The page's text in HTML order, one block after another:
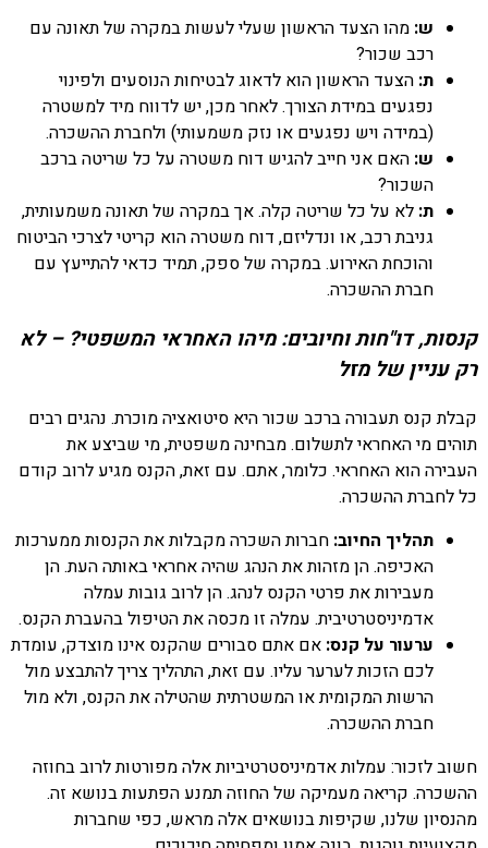
ש: מהו הצעד הראשון שעלי לעשות במקרה של תאונה עם
רכב שכור?
ת: הצעד הראשון הוא לדאוג לבטיחות הנוסעים ולפינוי
נפגעים במידת הצורך. לאחר מכן, יש לדווח מיד למשטרה
(במידה ויש נפגעים או נזק משמעותי) ולחברת ההשכרה.
ש: האם אני חייב להגיש דוח משטרה על כל שריטה ברכב
השכור?
ת: לא על כל שריטה קלה. אך במקרה של תאונה משמעותית,
גניבת רכב, או ונדליזם, דוח משטרה הוא קריטי לצרכי הביטוח
והוכחת האירוע. במקרה של ספק, תמיד כדאי להתייעץ עם
חברת ההשכרה.
קנסות, דו"חות וחיובים: מיהו האחראי המשפטי? – לא
רק עניין של מזל
קבלת קנס תעבורה ברכב שכור היא סיטואציה מוכרת. נהגים רבים
תוהים מי האחראי לתשלום. מבחינה משפטית, מי שביצע את
העבירה הוא האחראי. כלומר, אתם. עם זאת, הקנס מגיע לרוב קודם
כל לחברת ההשכרה.
תהליך החיוב: חברות השכרה מקבלות את הקנסות ממערכות
האכיפה. הן מזהות את הנהג שהיה אחראי באותה העת. הן
מעבירות את פרטי הקנס לנהג. הן לרוב גובות עמלה
אדמיניסטרטיבית. עמלה זו מכסה את הטיפול בהעברת הקנס.
ערעור על קנס: אם אתם סבורים שהקנס אינו מוצדק, עומדת
לכם הזכות לערער עליו. עם זאת, התהליך צריך להתבצע מול
הרשות המקומית או המשטרתית שהטילה את הקנס, ולא מול
חברת ההשכרה.
חשוב לזכור: עמלות אדמיניסטרטיביות אלה מפורטות לרוב בחוזה
ההשכרה. קריאה מעמיקה של החוזה תמנע הפתעות בנושא זה.
מהנסיון שלנו, שקיפות בנושאים אלה מראש, כפי שחברות